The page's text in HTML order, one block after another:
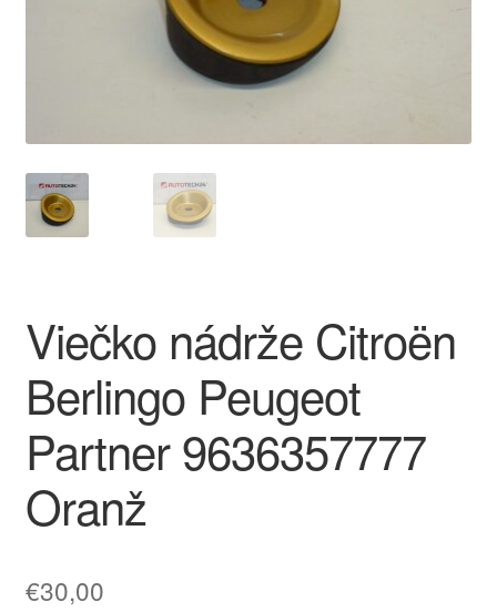
Obchodné podmienky
Platby
Reklamačný poriadok
Viečko nádrže Citroën
Berlingo Peugeot
Partner 9636357777
Oranž
€30,00